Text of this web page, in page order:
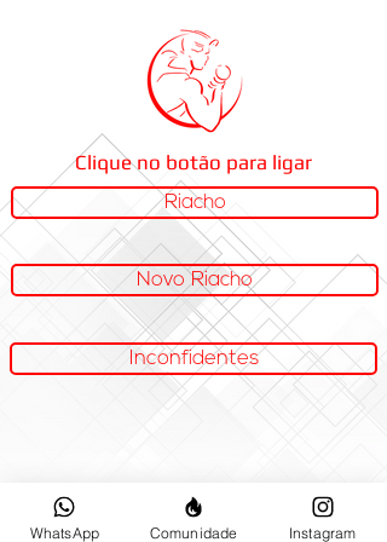
Clique no botão para ligar
Riacho
Novo Riacho
Inconfidentes
WhatsApp Comunidade Instagram